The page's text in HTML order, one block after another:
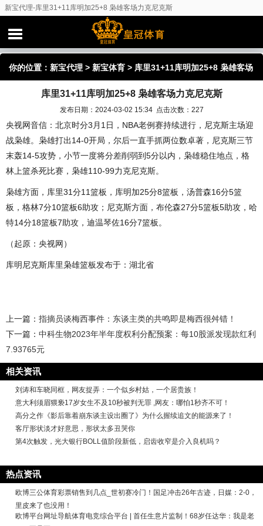
新宝代理-库里31+11库明加25+8 枭雄客场力克尼克斯
你的位置： 新宝代理 > 新宝体育 > 库里31+11库明加25+8 枭雄客场
力克尼克斯库里31+11库明加25+8 枭雄客场力克尼克斯
发布日期：2024-03-02 15:34 点击次数：227
央视网音信：北京时分3月1日，NBA老例赛持续进行，尼克斯主场迎
战枭雄。枭雄打出14-0开局，尔后一直手抓两位数卓著，尼克斯三节
末轰14-5攻势，小节一度将分差削弱到5分以内，枭雄稳住地点，格
林上篮杀死比赛，枭雄110-99力克尼克斯。
枭雄方面，库里31分11篮板，库明加25分8篮板，汤普森16分5篮
板，格林7分10篮板6助攻；尼克斯方面，布伦森27分5篮板5助攻，哈
特14分18篮板7助攻，迪温琴佐16分7篮板。
（起原：央视网）
库明尼克斯库里枭雄篮板发布于：湖北省
上一篇： 指摘员谈梅西事件：东谈主类的共鸣即是梅西很舛错！
下一篇： 中科生物2023年半年度权利分配预案：每10股派发现款红利
7.93765元
相关资讯
刘涛和车晓同框，网友捉弄：一个似乡村姑，一个居贵族！
意大利须眉猥亵17岁女生不及10秒被判无罪 ,网友：哪怕1秒齐不可！
高分之作《影后靠着崩东谈主设出圈了》为什么握续追文的能源来了！
客厅形状淡才好意思，形状太多丑哭你
第4次触发，光大银行BOLL值阶段新低，启齿收窄是介入良机吗？
热点资讯
欧博三公体育彩票销售到几点_世初赛冷门！国足冲击26年古迹，日媒：2-0，
里皮来了也没用！
欧博平台网址导航体育电竞综合平台 | 首任生意片监制！68岁任达华：我是老